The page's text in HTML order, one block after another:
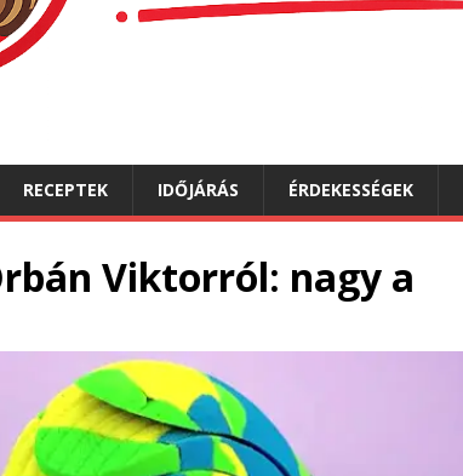
RECEPTEK IDŐJÁRÁS ÉRDEKESSÉGEK
Viktorról: nagy a